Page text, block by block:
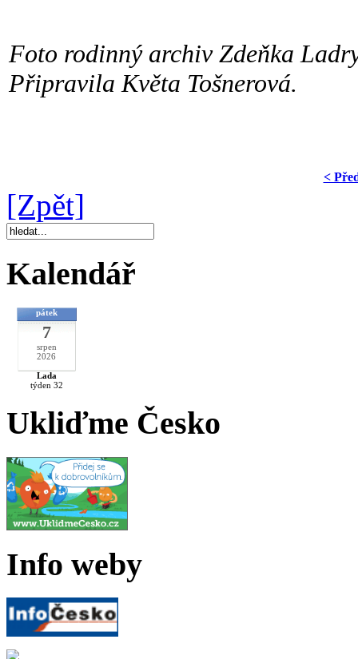
Foto rodinný archiv Zdeňka
Připravila Květa Tošnerová.
<
[Zpět]
Kalendář
pátek
7
srpen
2026
Lada
týden 32
Ukliďme Česko
Info weby